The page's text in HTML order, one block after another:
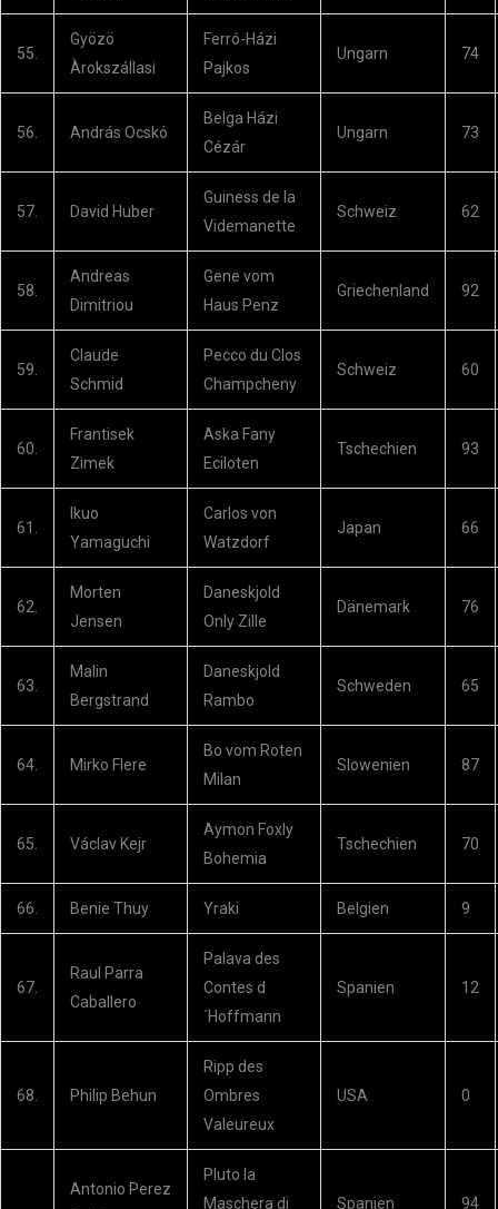
55.
Gyözö
Àrokszállasi
Ferró-Házi
Pajkos
Ungarn 74
56. András Ocskó
Belga Házi
Cézár
Ungarn 73
57. David Huber
Guiness de la
Videmanette
Schweiz 62
58.
Andreas
Dimitriou
Gene vom
Haus Penz
Griechenland 92
59.
Claude
Schmid
Pecco du Clos
Champcheny
Schweiz 60
60.
Frantisek
Zimek
Aska Fany
Eciloten
Tschechien 93
61.
Ikuo
Yamaguchi
Carlos von
Watzdorf
Japan 66
62.
Morten
Jensen
Daneskjold
Only Zille
Dänemark 76
63.
Malin
Bergstrand
Daneskjold
Rambo
Schweden 65
64. Mirko Flere
Bo vom Roten
Milan
Slowenien 87
65. Václav Kejr
Aymon Foxly
Bohemia
Tschechien 70
66. Benie Thuy Yraki Belgien 9
67.
Raul Parra
Caballero
Palava des
Contes d
´Hoffmann
Spanien 12
68. Philip Behun
Ripp des
Ombres
Valeureux
USA 0
Antonio Perez
Pluto la
Maschera di
Spanien 94